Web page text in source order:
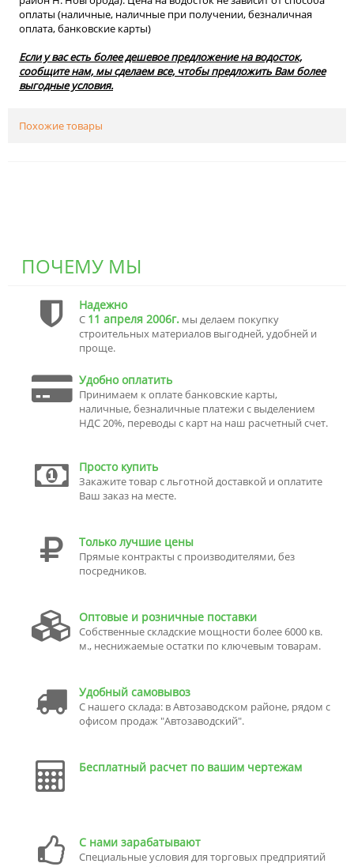
оплаты (наличные, наличные при получении, безналичная
оплата, банковские карты)
Если у вас есть более дешевое предложение на водосток,
сообщите нам, мы сделаем все, чтобы предложить Вам более
выгодные условия.
Похожие товары
ПОЧЕМУ МЫ
Надежно
С 11 апреля 2006г. мы делаем покупку
строительных материалов выгодней, удобней и
проще.
Удобно оплатить
Принимаем к оплате банковские карты,
наличные, безналичные платежи с выделением
НДС 20%, переводы с карт на наш расчетный счет.
Просто купить
Закажите товар с льготной доставкой и оплатите
Ваш заказ на месте.
Только лучшие цены
Прямые контракты с производителями, без
посредников.
Оптовые и розничные поставки
Собственные складские мощности более 6000 кв.
м., неснижаемые остатки по ключевым товарам.
Удобный самовывоз
С нашего склада: в Автозаводском районе, рядом с
офисом продаж "Автозаводский".
Бесплатный расчет по вашим чертежам
С нами зарабатывают
Специальные условия для торговых предприятий